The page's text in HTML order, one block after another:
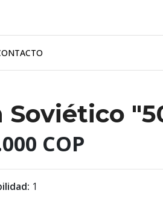
Soviético
COP
1